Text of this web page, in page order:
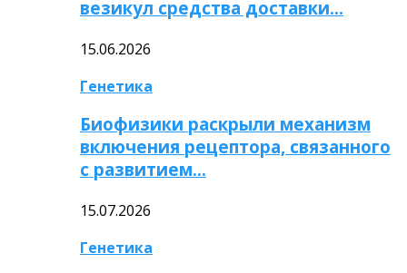
везикул средства доставки…
15.06.2026
Генетика
Биофизики раскрыли механизм
включения рецептора, связанного
с развитием…
15.07.2026
Генетика